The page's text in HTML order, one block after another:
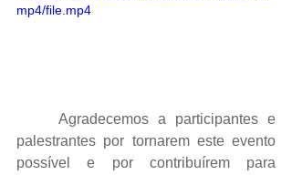
mp4/file.mp4
Agradecemos a participantes e
palestrantes por tornarem este evento
possível e por contribuírem para